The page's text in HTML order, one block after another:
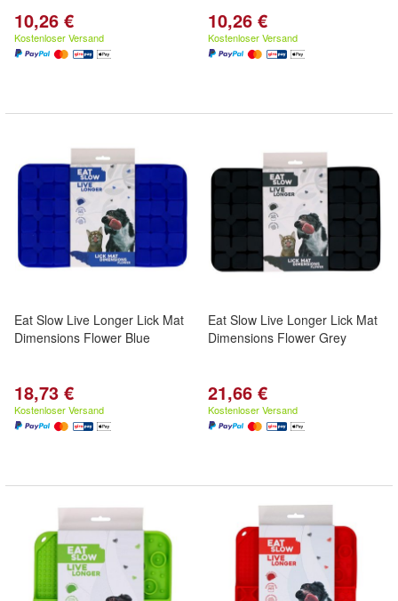
10,26 €
Kostenloser Versand
10,26 €
Kostenloser Versand
Eat Slow Live Longer Lick Mat
Dimensions Flower Blue
18,73 €
Kostenloser Versand
Eat Slow Live Longer Lick Mat
Dimensions Flower Grey
21,66 €
Kostenloser Versand